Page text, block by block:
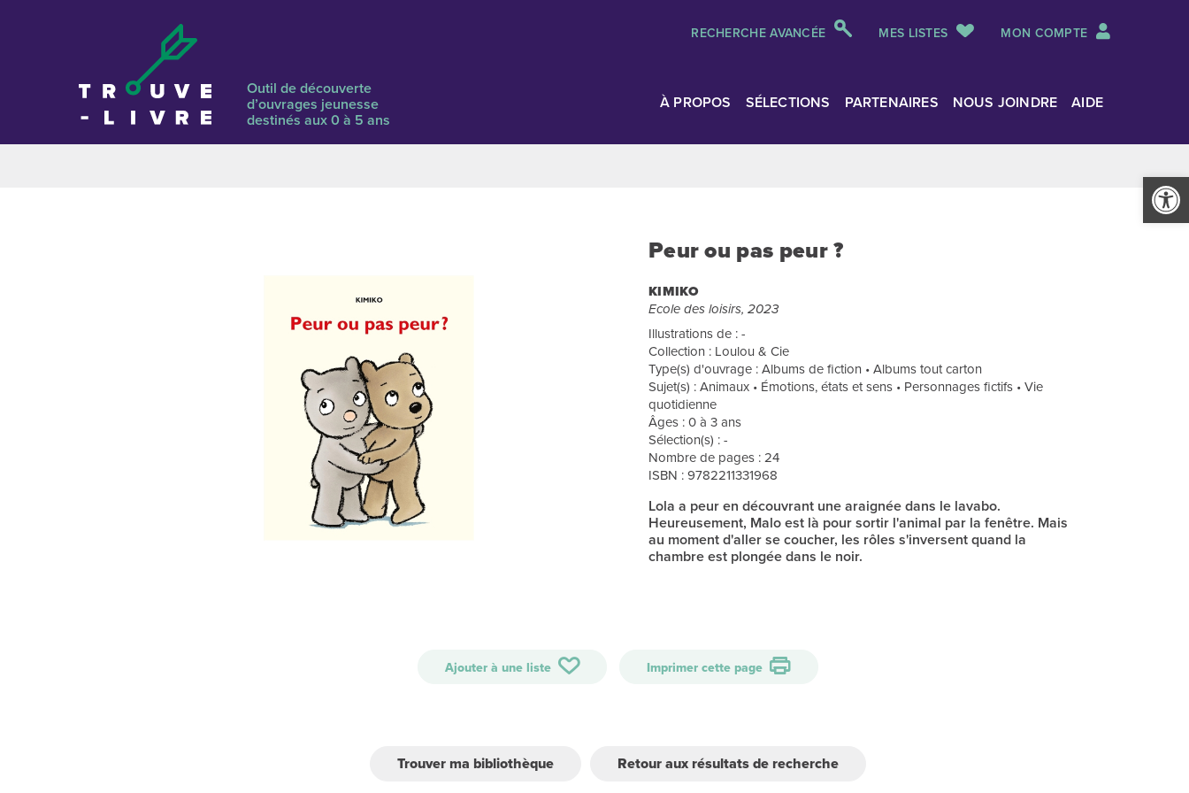
Ouvrir
RECHERCHE AVANCÉE MES LISTES MON COMPTE
Outil de découverte
d’ouvrages jeunesse
destinés aux 0 à 5 ans
À PROPOS SÉLECTIONS PARTENAIRES NOUS JOINDRE AIDE
Peur ou pas peur ?
KIMIKO
Ecole des loisirs, 2023
Illustrations de : -
Collection : Loulou & Cie
Type(s) d'ouvrage : Albums de fiction • Albums tout carton
Sujet(s) : Animaux • Émotions, états et sens • Personnages fictifs • Vie
quotidienne
Âges : 0 à 3 ans
Sélection(s) : -
Nombre de pages : 24
ISBN : 9782211331968
Lola a peur en découvrant une araignée dans le lavabo.
Heureusement, Malo est là pour sortir l'animal par la fenêtre. Mais
au moment d'aller se coucher, les rôles s'inversent quand la
chambre est plongée dans le noir.
Ajouter à une liste Imprimer cette page
Trouver ma bibliothèque Retour aux résultats de recherche